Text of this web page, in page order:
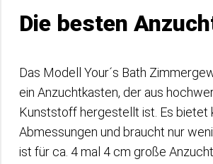
Die besten
Das Modell Your´s Bath
ein Anzuchtkasten, der aus
Kunststoff hergestellt ist. Es bietet
Abmessungen und braucht nur
ist für ca. 4 mal 4 cm große